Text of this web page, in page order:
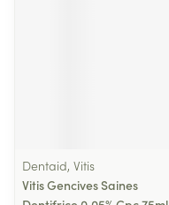
Dentaid, Vitis
Vitis Gencives Saines